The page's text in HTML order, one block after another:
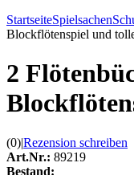
StartseiteSpielsachen
Blockflötenspiel und
2
(0)|Rezension schreiben
Art.Nr.: 89219
Bestand: